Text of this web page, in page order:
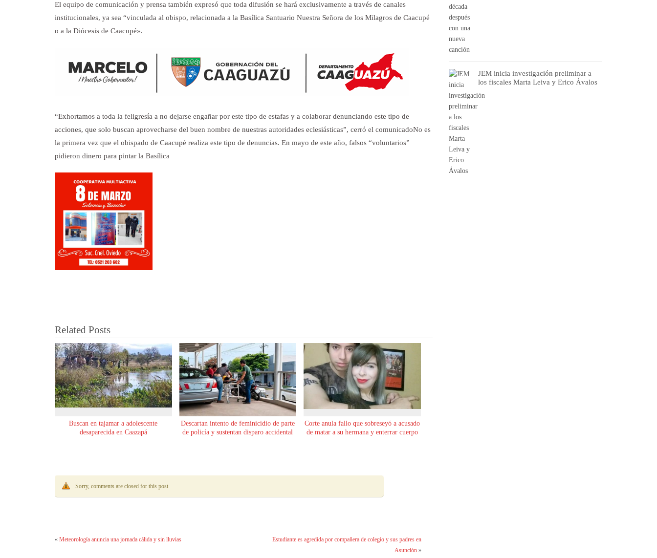
El equipo de comunicación y prensa también expresó que toda difusión se hará exclusivamente a través de canales
institucionales, ya sea “vinculada al obispo, relacionada a la Basílica Santuario Nuestra Señora de los Milagros de Caacupé
o a la Diócesis de Caacupé».
“Exhortamos a toda la feligresía a no dejarse engañar por este tipo de estafas y a colaborar denunciando este tipo de
acciones, que solo buscan aprovecharse del buen nombre de nuestras autoridades eclesiásticas”, cerró el comunicadoNo es
la primera vez que el obispado de Caacupé realiza este tipo de denuncias. En mayo de este año, falsos “voluntarios”
pidieron dinero para pintar la Basílica
Related Posts
Buscan en tajamar a adolescente
desaparecida en Caazapá
Descartan intento de feminicidio de parte
de policía y sustentan disparo accidental
Corte anula fallo que sobreseyó a acusado
de matar a su hermana y enterrar cuerpo
Sorry, comments are closed for this post
« Meteorología anuncia una jornada cálida y sin lluvias
Estudiante es agredida por compañera de colegio y sus padres en
Asunción»
JEM inicia investigación preliminar a
los fiscales Marta Leiva y Erico Ávalos